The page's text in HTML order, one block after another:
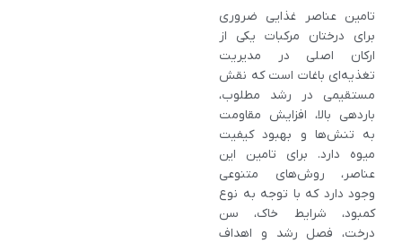
تامین عناصر غذایی ضروری
برای درختان مرکبات یکی از
ارکان اصلی در مدیریت
تغذیه‌ای باغات است که نقش
مستقیمی در رشد مطلوب،
باردهی بالا، افزایش مقاومت
به تنش‌ها و بهبود کیفیت
میوه دارد. برای تامین این
عناصر، روش‌های متنوعی
وجود دارد که با توجه به نوع
کمبود، شرایط خاک، سن
درخت، فصل رشد و اهداف